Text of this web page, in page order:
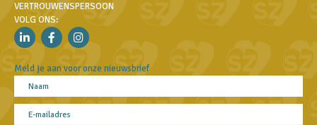
VERTROUWENSPERSOON
VOLG ONS:
Meld je aan voor onze nieuwsbrief